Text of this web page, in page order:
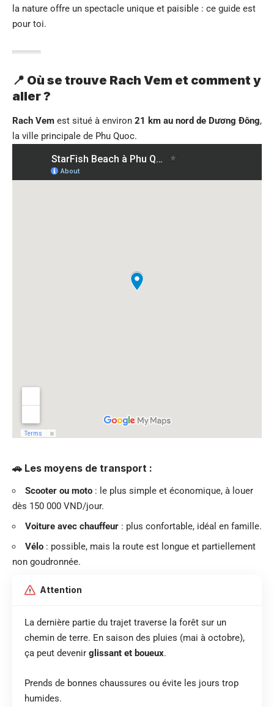
la nature offre un spectacle unique et paisible : ce guide est
pour toi.
📍 Où se trouve Rach Vem et comment y
aller ?
Rach Vem est situé à environ 21 km au nord de Dương Đông,
la ville principale de Phu Quoc.
🚗 Les moyens de transport :
Scooter ou moto : le plus simple et économique, à louer
dès 150 000 VND/jour.
Voiture avec chauffeur : plus confortable, idéal en famille.
Vélo : possible, mais la route est longue et partiellement
non goudronnée.
Attention
La dernière partie du trajet traverse la forêt sur un
chemin de terre. En saison des pluies (mai à octobre),
ça peut devenir glissant et boueux.
Prends de bonnes chaussures ou évite les jours trop
humides.